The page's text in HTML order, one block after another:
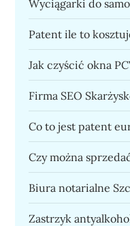
Wyciągarki do
Patent ile to
Jak czyścić okna
Firma SEO
Co to jest patent
Czy można
Biura notarialne
Zastrzyk